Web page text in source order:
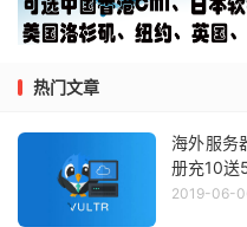
热门文章
海外服务
册充10送
2019-06-